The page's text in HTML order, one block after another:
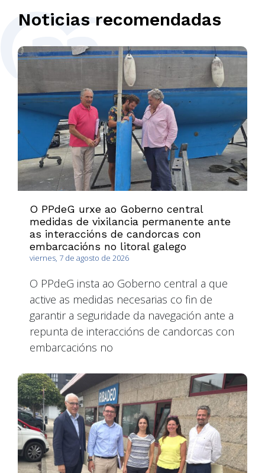
Noticias recomendadas
O PPdeG urxe ao Goberno central
medidas de vixilancia permanente ante
as interaccións de candorcas con
embarcacións no litoral galego
viernes, 7 de agosto de 2026
O PPdeG insta ao Goberno central a que
active as medidas necesarias co fin de
garantir a seguridade da navegación ante a
repunta de interaccións de candorcas con
embarcacións no